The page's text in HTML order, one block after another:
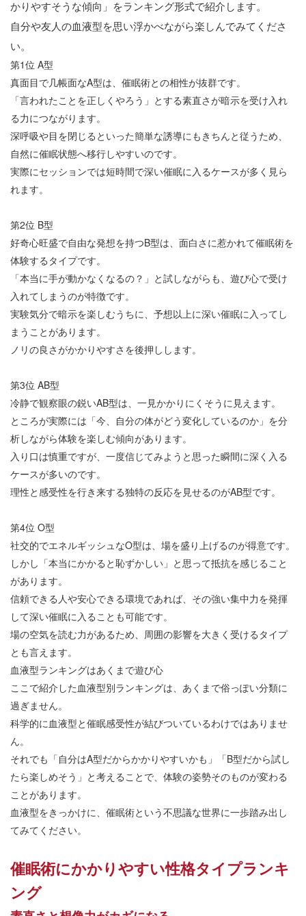
かりやすそうな傾向」をランキング形式で紹介します。
自分や友人の血液型を思い浮かべながら楽しんでみてくださ
い。
第1位 A型
真面目で几帳面なA型は、催眠術との相性が抜群です。
「言われたことを正しくやろう」とする素直さが暗示を受け入れ
る力につながります。
深呼吸や目を閉じるといった簡単な誘導にもきちんと従うため、
自然に催眠状態へ移行しやすいのです。
実際にセッションでは短時間で深い催眠に入るケースが多く見ら
れます。
第2位 B型
好奇心旺盛で自由な発想を持つB型は、面白さに惹かれて催眠術を
体験するタイプです。
「本当に手が動かなくなるの？」と試しながらも、遊び心で受け
入れてしまうのが特徴です。
実験気分で暗示を楽しむうちに、予想以上に深い催眠に入ってし
まうことがあります。
ノリの良さがかかりやすさを後押しします。
第3位 AB型
冷静で観察眼の鋭いAB型は、一見かかりにくそうに見えます。
ところが実際には「今、自分の体がどう変化しているのか」を分
析しながら体験を楽しむ傾向があります。
入り口は慎重ですが、一度信じてみようと思った瞬間に深く入る
ケースが多いのです。
理性と感受性を行き来する独特の反応を見せるのがAB型です。
第4位 O型
社交的でエネルギッシュなO型は、場を盛り上げるのが得意です。
しかし「本当にかかると恥ずかしい」と思って抵抗を感じること
があります。
信頼できる人や安心できる環境であれば、その強い集中力を発揮
して深い催眠に入ることも可能です。
場の空気を読む力があるため、周囲の影響を大きく受けるタイプ
とも言えます。
血液型ランキングはあくまで遊び心
ここで紹介した血液型別ランキングは、あくまで俗っぽい分類に
過ぎません。
科学的に血液型と催眠感受性が結びついているわけではありませ
ん。
それでも「自分はA型だからかかりやすいかも」「B型だから試し
たら楽しめそう」と考えることで、体験の姿勢そのものが変わる
ことがあります。
血液型をきっかけに、催眠術という不思議な世界に一歩踏み出し
てみてください。
催眠術にかかりやすい性格タイプランキ
ング